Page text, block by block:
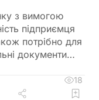
з вимогою
підприємця
потрібно для
документи
об’ємі
рахунку).
18